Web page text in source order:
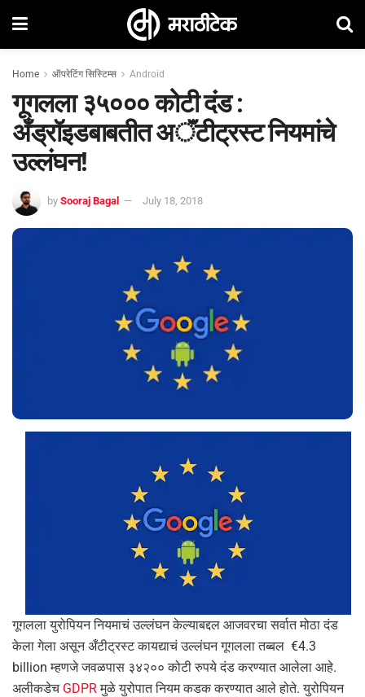
Home ऑपरेटिंग सिस्टिम्स Android
गूगलला ३५००० कोटी दंड :
अँड्रॉइडबाबतीत अॅंटीट्रस्ट नियमांचे
उल्लंघन!
by Sooraj Bagal July 18, 2018
गूगलला युरोपियन नियमाचं उल्लंघन केल्याबद्दल आजवरचा सर्वात मोठा दंड
केला गेला असून अँटीट्रस्ट कायद्याचं उल्लंघन गूगलला तब्बल €4.3
billion म्हणजे जवळपास ३४२०० कोटी रुपये दंड करण्यात आलेला आहे.
अलीकडेच GDPRमुळे युरोपात नियम कडक करण्यात आले होते. युरोपियन